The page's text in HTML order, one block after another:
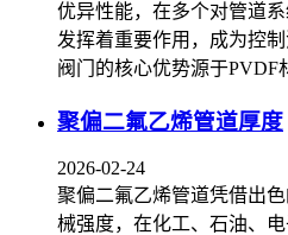
优异性能，在多个对管道
发挥着重要作用，成为控
阀门的核心优势源于
聚偏二氟乙烯管道厚度
2026-02-24
聚偏二氟乙烯管道凭借出
械强度，在化工、石油、